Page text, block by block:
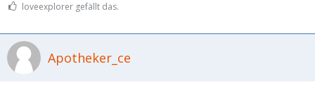
loveexplorer gefällt das.
Apotheker_ce